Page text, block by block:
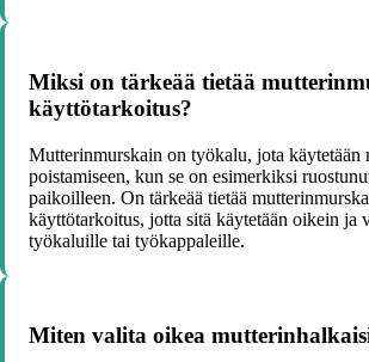
Miksi on tärkeää tietää
käyttötarkoitus?
Mutterinmurskain on työkalu, jota käytetään
poistamiseen, kun se on esimerkiksi
paikoilleen. On tärkeää tietää
käyttötarkoitus, jotta sitä käytetään oikein ja
työkaluille tai työkappaleille.
Miten valita oikea